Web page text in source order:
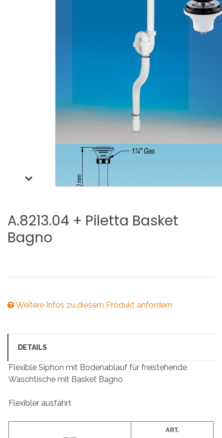
A.8213.04 + Piletta Basket
Bagno
Weitere Infos zu diesem Produkt anfordern
DETAILS
Flexible Siphon mit Bodenablauf für freistehende
Waschtische mit Basket Bagno
Flexibler ausfahrt
ART.